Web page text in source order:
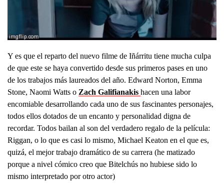
Y es que el reparto del nuevo filme de Iñárritu tiene mucha culpa
de que este se haya convertido desde sus primeros pases en uno
de los trabajos más laureados del año. Edward Norton, Emma
Stone, Naomi Watts o Zach Galifianakis hacen una labor
encomiable desarrollando cada uno de sus fascinantes personajes,
todos ellos dotados de un encanto y personalidad digna de
recordar. Todos bailan al son del verdadero regalo de la película:
Riggan, o lo que es casi lo mismo, Michael Keaton en el que es,
quizá, el mejor trabajo dramático de su carrera (he matizado
porque a nivel cómico creo que Bitelchús no hubiese sido lo
mismo interpretado por otro actor)